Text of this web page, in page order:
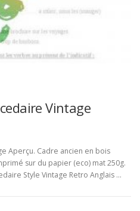
Vintage
Aperçu. Cadre ancien en bois
sur du papier (eco) mat 250g.
Style Vintage Retro Anglais …